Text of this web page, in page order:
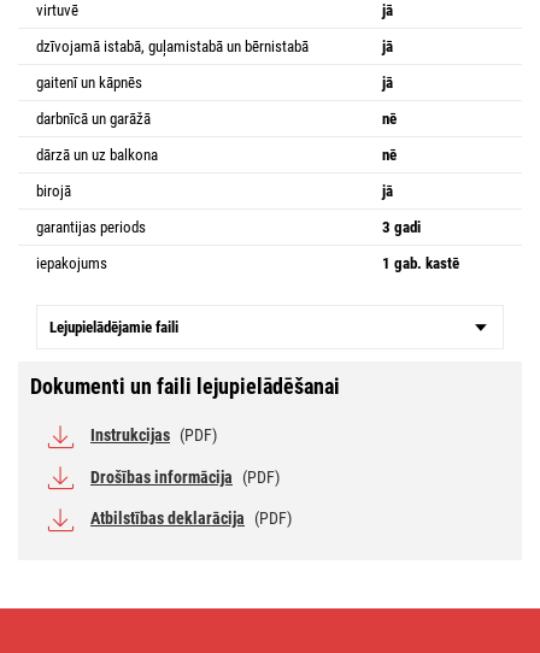
virtuvē
jā
dzīvojamā istabā, guļamistabā un bērnistabā
jā
gaitenī un kāpnēs
jā
darbnīcā un garāžā
nē
dārzā un uz balkona
nē
birojā
jā
garantijas periods
3 gadi
iepakojums
1 gab. kastē
Lejupielādējamie faili
Dokumenti un faili lejupielādēšanai
Instrukcijas (PDF)
Drošības informācija (PDF)
Atbilstības deklarācija (PDF)